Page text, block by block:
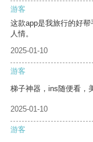
游客
这款app是我旅行的好
人情。
2025-01-10
游客
梯子神器，ins随便看，
2025-01-10
游客